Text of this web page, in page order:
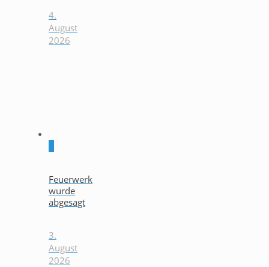
4.
August
2026
Feuerwerk
wurde
abgesagt
3.
August
2026